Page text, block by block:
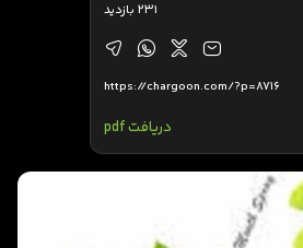
231 بازدید
https://chargoon.com/?p=8716
دریافت pdf